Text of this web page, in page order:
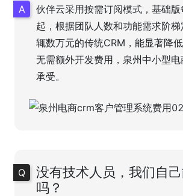
伙伴云采用按需订阅模式，基础
起，根据团队人数和功能需求阶
辄数万元的传统CRM，能显著降
无需额外开发费用，泉州中小型
承受。
没有技术人员，我们自
吗？